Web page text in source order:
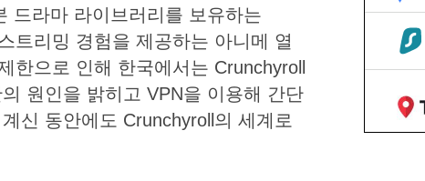
드라마 라이브러리를 보유하는
트리밍 경험을 제공하는 아니메 열
한으로 인해 한국에서는 Crunchyroll
원인을 밝히고 VPN을 이용해 간단
신 동안에도 Crunchyroll의 세계로